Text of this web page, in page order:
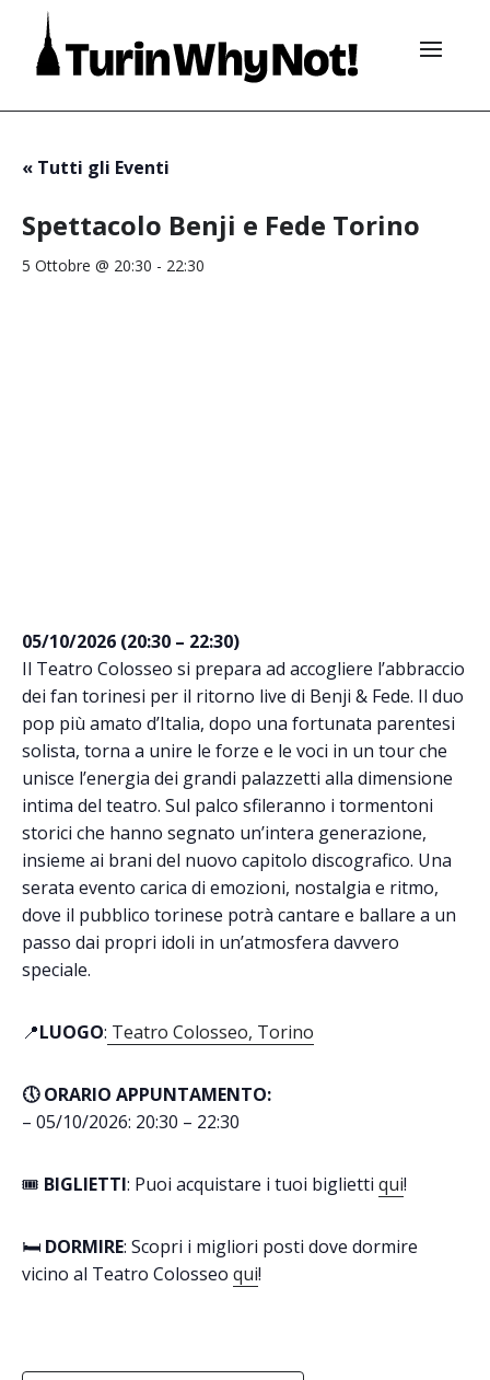
« Tutti gli Eventi
Spettacolo Benji e Fede Torino
5 Ottobre @ 20:30 - 22:30
05/10/2026 (20:30 – 22:30)
Il Teatro Colosseo si prepara ad accogliere l’abbraccio
dei fan torinesi per il ritorno live di Benji & Fede. Il duo
pop più amato d’Italia, dopo una fortunata parentesi
solista, torna a unire le forze e le voci in un tour che
unisce l’energia dei grandi palazzetti alla dimensione
intima del teatro. Sul palco sfileranno i tormentoni
storici che hanno segnato un’intera generazione,
insieme ai brani del nuovo capitolo discografico. Una
serata evento carica di emozioni, nostalgia e ritmo,
dove il pubblico torinese potrà cantare e ballare a un
passo dai propri idoli in un’atmosfera davvero
speciale.
📍LUOGO: Teatro Colosseo, Torino
🕔 ORARIO APPUNTAMENTO:
– 05/10/2026: 20:30 – 22:30
🎟️ BIGLIETTI: Puoi acquistare i tuoi biglietti qui!
🛏️ DORMIRE: Scopri i migliori posti dove dormire
vicino al Teatro Colosseo qui!